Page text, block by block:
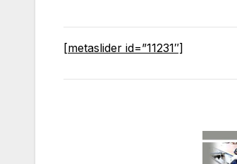
[metaslider id=”11231″]